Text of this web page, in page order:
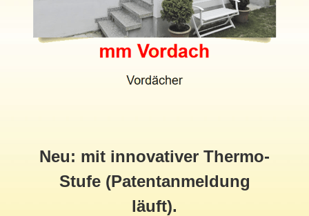
Neu: mit innovativer Thermo-
Stufe (Patentanmeldung
läuft).